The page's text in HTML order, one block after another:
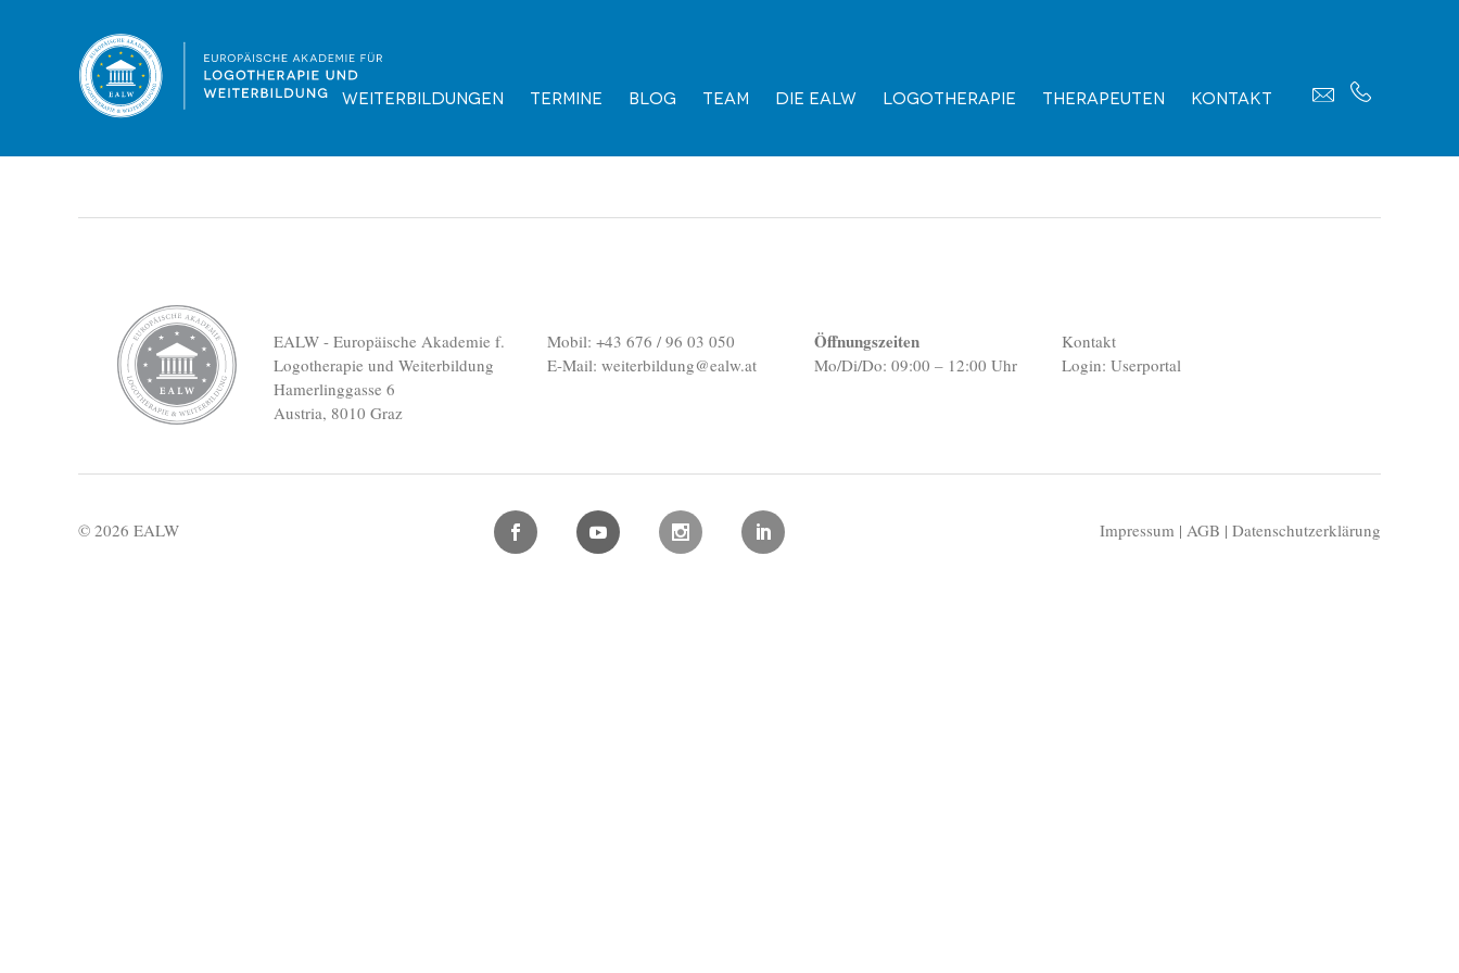
Weiterbildungen Termine Blog Team Die EALW Logotherapie Therapeuten Kontakt
EALW - Info-Folder (Mediation)
Dateigröße: 499.04 KBDateiformat :PDF
Vorschau
EALW - Europäische Akademie f.
Logotherapie und Weiterbildung
Hamerlinggasse 6
Austria, 8010 Graz
Mobil: +43 676 / 96 03 050
E-Mail: weiterbildung@ealw.at
Öffnungszeiten
Mo/Di/Do: 09:00 – 12:00 Uhr
Kontakt
Login: Userportal
© 2026 EALW Impressum | AGB | Datenschutzerklärung